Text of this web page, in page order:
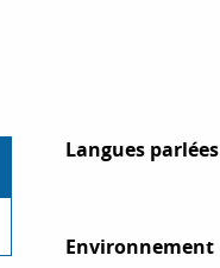
Langues parlées
Langues parlées
Environnement
Environnement